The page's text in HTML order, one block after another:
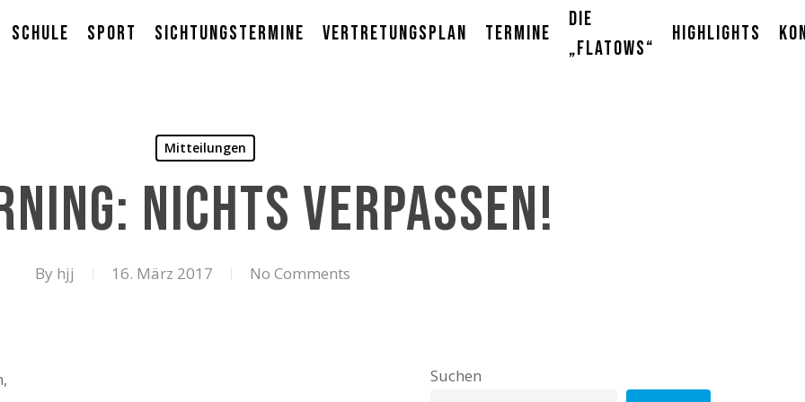
Schule Sport Sichtungstermine Vertretungsplan Termine
Die
„Flatows“
Highlights
Mitteilungen
Nichts verpassen!
By hjj 16. März 2017 No Comments
Suchen